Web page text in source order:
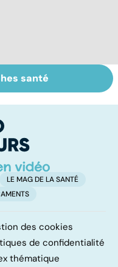
des
: que
?
santé
LE MAG DE LA SANTÉ
des cookies
de confidentialité
thématique